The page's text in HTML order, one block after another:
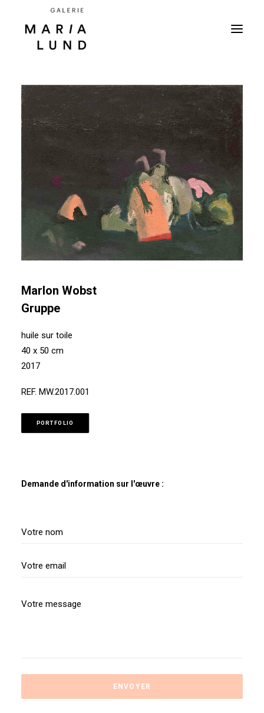
Marlon Wobst
Gruppe
huile sur toile
40 x 50 cm
2017
REF. MW.2017.001
PORTFOLIO
Demande d'information sur l'œuvre :